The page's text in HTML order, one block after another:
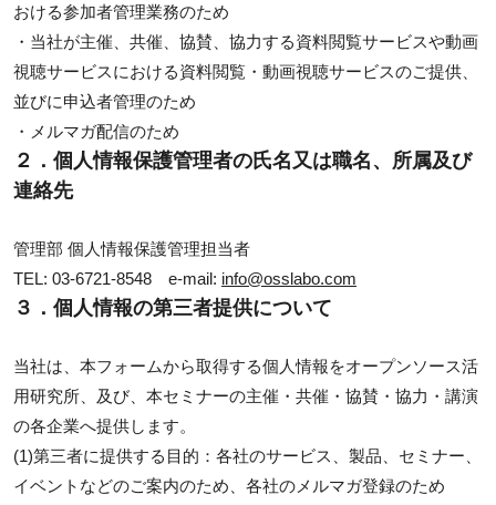
おける参加者管理業務のため
・当社が主催、共催、協賛、協力する資料閲覧サービスや動画
視聴サービスにおける資料閲覧・動画視聴サービスのご提供、
並びに申込者管理のため
・メルマガ配信のため
２．個人情報保護管理者の氏名又は職名、所属及び
連絡先
管理部 個人情報保護管理担当者
TEL: 03-6721-8548 e-mail: info@osslabo.com
３．個人情報の第三者提供について
当社は、本フォームから取得する個人情報をオープンソース活
用研究所、及び、本セミナーの主催・共催・協賛・協力・講演
の各企業へ提供します。
(1)第三者に提供する目的：各社のサービス、製品、セミナー、
イベントなどのご案内のため、各社のメルマガ登録のため